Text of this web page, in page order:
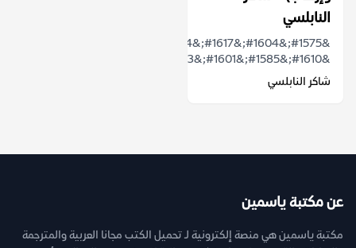
النابلسي
&#1610;&#1585;&#1601;&#1593;&#1608;&#...
شاكر النابلسي
عن مكتبة ياسمين
مكتبة ياسمين هي منصة إلكترونية لـ تحميل الكتب مجانا العربية والمترجمة